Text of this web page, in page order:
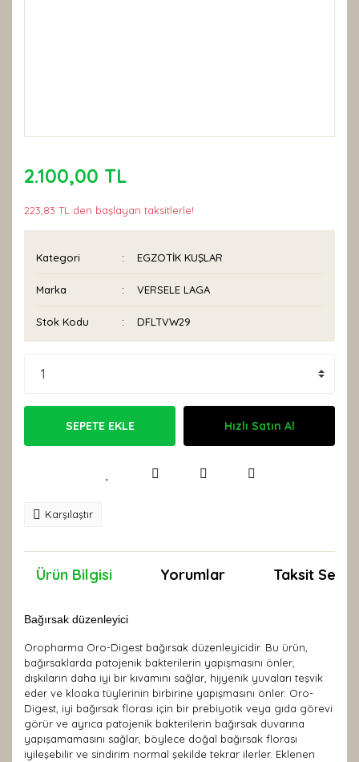
2.100,00 TL
223,83 TL den başlayan taksitlerle!
Kategori EGZOTİK KUŞLAR
Marka VERSELE LAGA
Stok Kodu DFLTVW29
SEPETE EKLE Hızlı Satın Al
Karşılaştır
Ürün Bilgisi Yorumlar Taksit
Bağırsak düzenleyici
Oropharma Oro-Digest bağırsak düzenleyicidir. Bu ürün,
bağırsaklarda patojenik bakterilerin yapışmasını önler,
dışkıların daha iyi bir kıvamını sağlar, hijyenik yuvaları teşvik
eder ve kloaka tüylerinin birbirine yapışmasını önler. Oro-
Digest, iyi bağırsak florası için bir prebiyotik veya gıda görevi
görür ve ayrıca patojenik bakterilerin bağırsak duvarına
yapışamamasını sağlar, böylece doğal bağırsak florası
iyileşebilir ve sindirim normal şekilde tekrar ilerler. Eklenen